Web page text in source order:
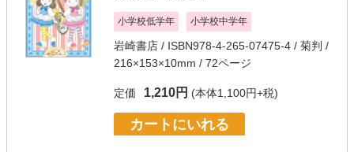
小学校低学年 小学校中学年
岩崎書店 / ISBN978-4-265-07475-4 / 菊判 /
216×153×10mm / 72ページ
定価 1,210円 (本体1,100円+税)
カートにいれる